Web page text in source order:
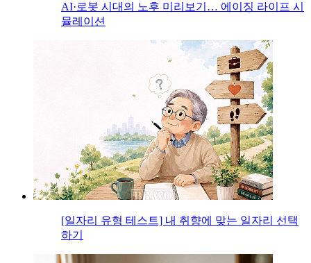
AI·로봇 시대의 노후 미리보기… 에이징 라이프 시
뮬레이션
[일자리 유형 테스트] 내 취향에 맞는 일자리 선택
하기